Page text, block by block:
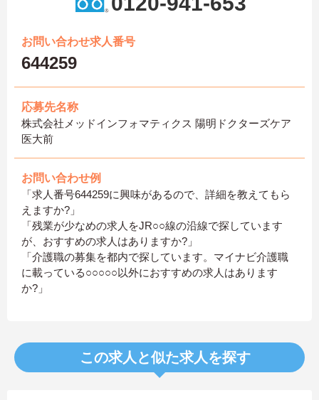
お問い合わせ求人番号
644259
応募先名称
株式会社メッドインフォマティクス 陽明ドクターズケア
医大前
お問い合わせ例
「求人番号644259に興味があるので、詳細を教えてもら
えますか?」
「残業が少なめの求人をJR○○線の沿線で探しています
が、おすすめの求人はありますか?」
「介護職の募集を都内で探しています。マイナビ介護職
に載っている○○○○○以外におすすめの求人はあります
か?」
この求人と似た求人を探す